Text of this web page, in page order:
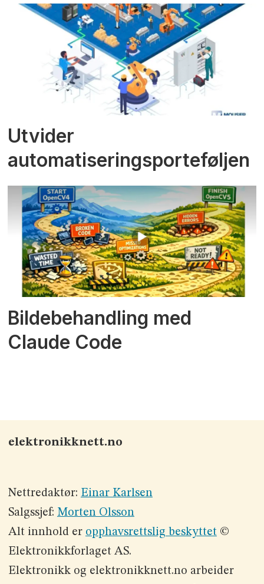
Utvider
automatiseringsporteføljen
Bildebehandling med
Claude Code
elektronikknett.no
Nettredaktør: Einar Karlsen
Salgssjef: Morten Olsson
Alt innhold er opphavsrettslig beskyttet©
Elektronikkforlaget AS.
Elektronikk og elektronikknett.no arbeider